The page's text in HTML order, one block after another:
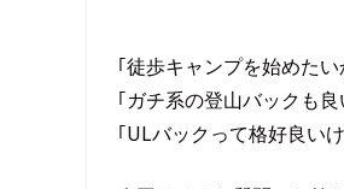
｢徒歩キャンプを始めた
｢ガチ系の登山バックも
｢ULバックって格好良い